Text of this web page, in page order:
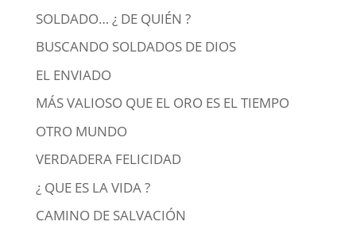
SOLDADO… ¿ DE QUIÉN ?
BUSCANDO SOLDADOS DE DIOS
EL ENVIADO
MÁS VALIOSO QUE EL ORO ES EL TIEMPO
OTRO MUNDO
VERDADERA FELICIDAD
¿ QUE ES LA VIDA ?
CAMINO DE SALVACIÓN